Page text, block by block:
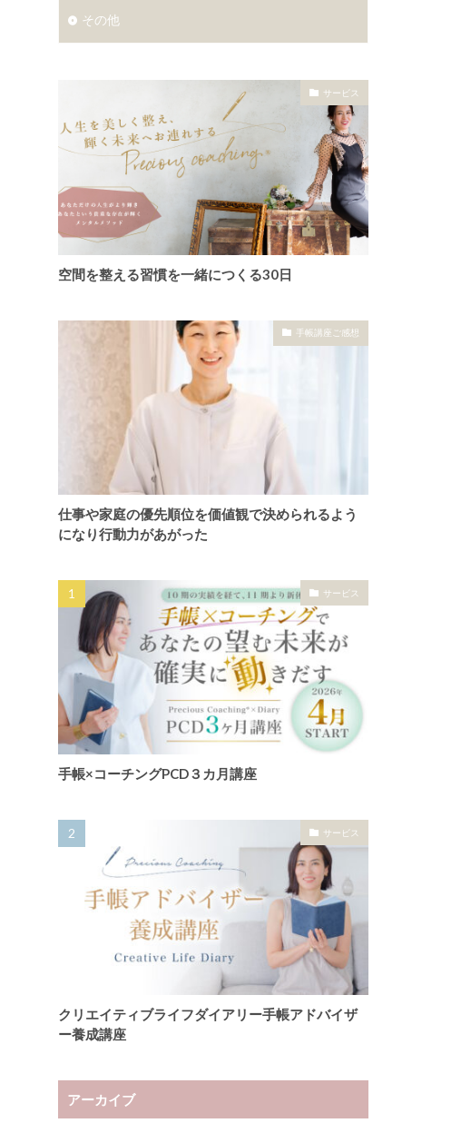
その他
サービス
空間を整える習慣を一緒につくる30日
手帳講座ご感想
仕事や家庭の優先順位を価値観で決められるよう
になり行動力があがった
サービス
手帳×コーチングPCD３カ月講座
サービス
クリエイティブライフダイアリー手帳アドバイザ
ー養成講座
アーカイブ